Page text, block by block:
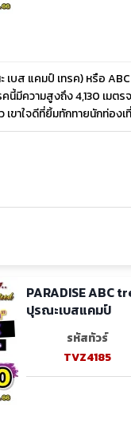
ส แคมป์ เทรค) หรือ
มีความสูงถึง 4,130 เมต
เขาใจดีที่ยิ้มทักทายนักท่อ
PARADISE ABC
ปุรณะเบสแคมป์
รหัสทัวร์
TVZ4185